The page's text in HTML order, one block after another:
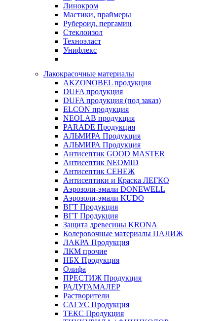
Линокром
Мастики, праймеры
Рубероид, пергамин
Стеклоизол
Техноэласт
Унифлекс
Лакокрасочные материалы
AKZONOBEL продукция
DUFA продукция
DUFA продукция (под заказ)
ELCON продукция
NEOLAB продукция
PARADE Продукция
АЛЬМИРА Продукция
АЛЬМИРА Продукция
Антисептик GOOD MASTER
Антисептик NEOMID
Антисептик СЕНЕЖ
Антисептики и Краска ЛЕГКО
Аэрозоли-эмали DONEWELL
Аэрозоли-эмали KUDO
ВГТ Продукция
ВГТ Продукция
Защита древесины KRONA
Колеровочные материалы ПАЛИЖ
ЛАКРА Продукция
ЛКМ прочие
НБХ Продукция
Олифа
ПРЕСТИЖ Продукция
РАДУГАМАЛЕР
Растворители
САГУС Продукция
ТЕКС Продукция